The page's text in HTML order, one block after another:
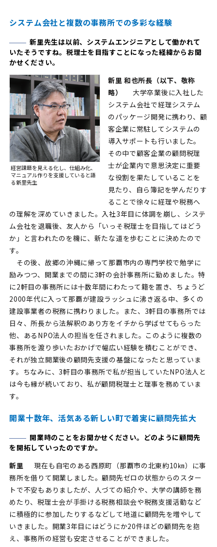
システム会社と複数の事務所での多彩な経験
新里先生は以前、システムエンジニアとして働かれて
いたそうですね。税理士を目指すことになった経緯からお聞
かせください。
経営課題を見える化し、仕組み化、
マニュアル作りを支援していると語
る新里先生
新里 和也所長（以下、敬称
略）
大学卒業後に入社した
システム会社で経理システム
のパッケージ開発に携わり、顧
客企業に常駐してシステムの
導入サポートも行いました。
その中で顧客企業の顧問税理
士が企業内で意思決定に重要
な役割を果たしていることを
見たり、自ら簿記を学んだりす
ることで徐々に経理や税務へ
の理解を深めていきました。入社3年目に体調を崩し、システ
ム会社を退職後、友人から「いっそ税理士を目指してはどう
か」と言われたのを機に、新たな道を歩むことに決めたので
す。
その後、故郷の沖縄に帰って那覇市内の専門学校で勉学に
励みつつ、開業までの間に3軒の会計事務所に勤めました。特
に2軒目の事務所には十数年間にわたって籍を置き、ちょうど
2000年代に入って那覇が建設ラッシュに沸き返る中、多くの
建設事業者の税務に携わりました。また、3軒目の事務所では
日々、所長から法解釈のあり方をイチから学ばせてもらった
他、あるNPO法人の担当を任されました。このように複数の
事務所を渡り歩いたおかげで幅広い経験を積むことができ、
それが独立開業後の顧問先支援の基盤になったと思っていま
す。ちなみに、3軒目の事務所で私が担当していたNPO法人と
は今も縁が続いており、私が顧問税理士と理事を務めていま
す。
開業十数年、活気ある新しい町で着実に顧問先拡大
開業時のことをお聞かせください。どのように顧問先
を開拓していったのですか。
新里
現在も自宅のある西原町（那覇市の北東約10㎞）に事
務所を借りて開業しました。顧問先ゼロの状態からのスター
トで不安もありましたが、人づての紹介や、大学の講師を務
めたり、税理士会が手掛ける税務相談会や税務支援活動など
に積極的に参加したりするなどして地道に顧問先を増やして
いきました。開業3年目にはどうにか20件ほどの顧問先を抱
え、事務所の経営も安定させることができました。